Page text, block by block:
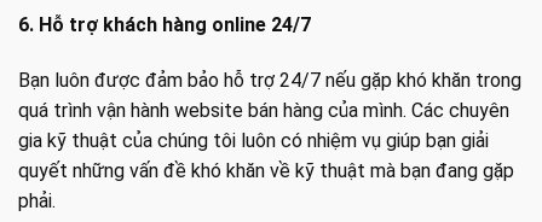
6. Hỗ trợ khách hàng online 24/7
Bạn luôn được đảm bảo hỗ trợ 24/7 nếu gặp khó khăn trong
quá trình vận hành website bán hàng của mình. Các chuyên
gia kỹ thuật của chúng tôi luôn có nhiệm vụ giúp bạn giải
quyết những vấn đề khó khăn về kỹ thuật mà bạn đang gặp
phải.